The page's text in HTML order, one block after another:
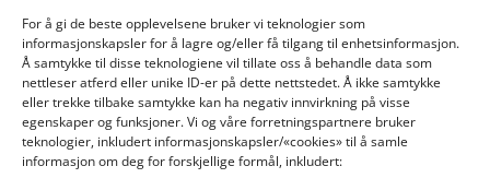
For å gi de beste opplevelsene bruker vi teknologier som
informasjonskapsler for å lagre og/eller få tilgang til enhetsinformasjon.
Å samtykke til disse teknologiene vil tillate oss å behandle data som
nettleser atferd eller unike ID-er på dette nettstedet. Å ikke samtykke
eller trekke tilbake samtykke kan ha negativ innvirkning på visse
egenskaper og funksjoner. Vi og våre forretningspartnere bruker
teknologier, inkludert informasjonskapsler/«cookies» til å samle
informasjon om deg for forskjellige formål, inkludert: